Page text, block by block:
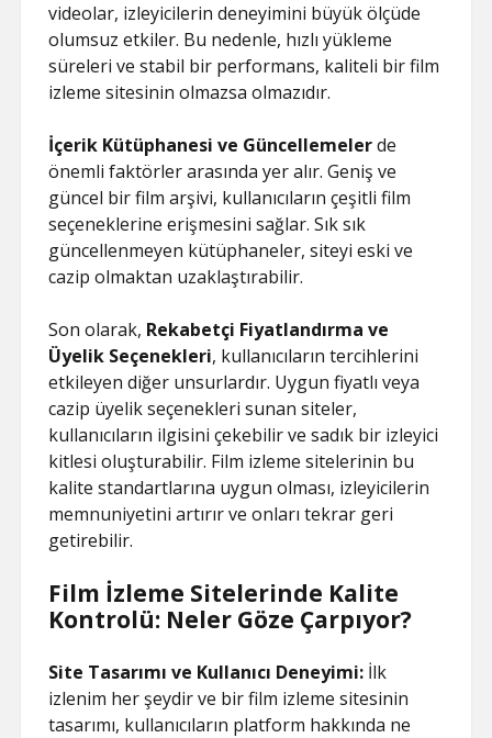
videolar, izleyicilerin deneyimini büyük ölçüde
olumsuz etkiler. Bu nedenle, hızlı yükleme
süreleri ve stabil bir performans, kaliteli bir film
izleme sitesinin olmazsa olmazıdır.
İçerik Kütüphanesi ve Güncellemelerde
önemli faktörler arasında yer alır. Geniş ve
güncel bir film arşivi, kullanıcıların çeşitli film
seçeneklerine erişmesini sağlar. Sık sık
güncellenmeyen kütüphaneler, siteyi eski ve
cazip olmaktan uzaklaştırabilir.
Son olarak, Rekabetçi Fiyatlandırma ve
Üyelik Seçenekleri, kullanıcıların tercihlerini
etkileyen diğer unsurlardır. Uygun fiyatlı veya
cazip üyelik seçenekleri sunan siteler,
kullanıcıların ilgisini çekebilir ve sadık bir izleyici
kitlesi oluşturabilir. Film izleme sitelerinin bu
kalite standartlarına uygun olması, izleyicilerin
memnuniyetini artırır ve onları tekrar geri
getirebilir.
Film İzleme Sitelerinde Kalite
Kontrolü: Neler Göze Çarpıyor?
Site Tasarımı ve Kullanıcı Deneyimi: İlk
izlenim her şeydir ve bir film izleme sitesinin
tasarımı, kullanıcıların platform hakkında ne